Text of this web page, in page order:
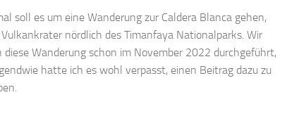
soll es um eine Wanderung zur Caldera Blanca gehen,
nördlich des Timanfaya Nationalparks. Wir
diese Wanderung schon im November 2022 durchgeführt,
hatte ich es wohl verpasst, einen Beitrag dazu zu